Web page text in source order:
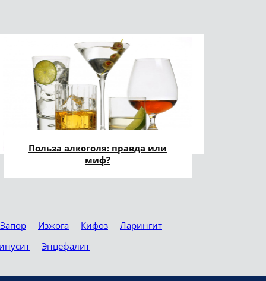
Польза алкоголя: правда или
миф?
Запор Изжога Кифоз
Ларингит
Энцефалит